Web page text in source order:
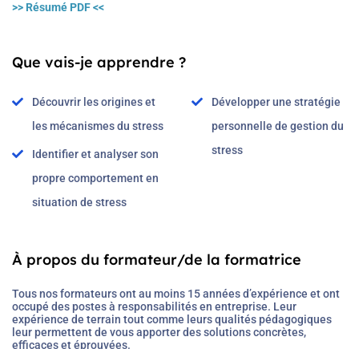
>> Résumé PDF <<
Que vais-je apprendre ?
Découvrir les origines et
les mécanismes du stress
Identifier et analyser son
propre comportement en
situation de stress
Développer une stratégie
personnelle de gestion du
stress
À propos du formateur/de la formatrice